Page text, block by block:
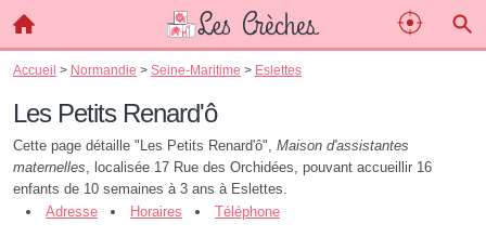
Accueil > Normandie > Seine-Maritime > Eslettes
Les Petits Renard'ô
Cette page détaille "Les Petits Renard'ô", Maison d'assistantes
maternelles, localisée 17 Rue des Orchidées, pouvant accueillir 16
enfants de 10 semaines à 3 ans à Eslettes.
Adresse
Horaires Téléphone